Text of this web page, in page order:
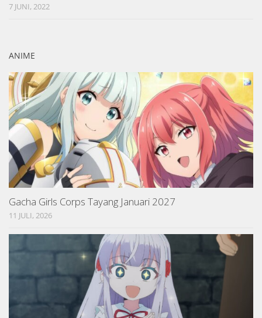
7 JUNI, 2022
ANIME
Gacha Girls Corps Tayang Januari 2027
11 JULI, 2026